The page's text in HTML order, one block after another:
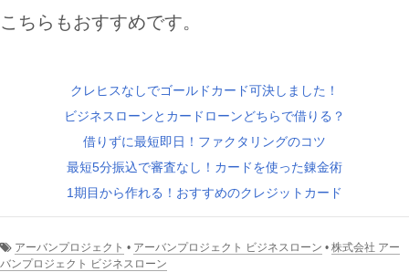
こちらもおすすめです。
クレヒスなしでゴールドカード可決しました！
ビジネスローンとカードローンどちらで借りる？
借りずに最短即日！ファクタリングのコツ
最短5分振込で審査なし！カードを使った錬金術
1期目から作れる！おすすめのクレジットカード
アーバンプロジェクト • アーバンプロジェクト ビジネスローン • 株式会社 アー
バンプロジェクト ビジネスローン